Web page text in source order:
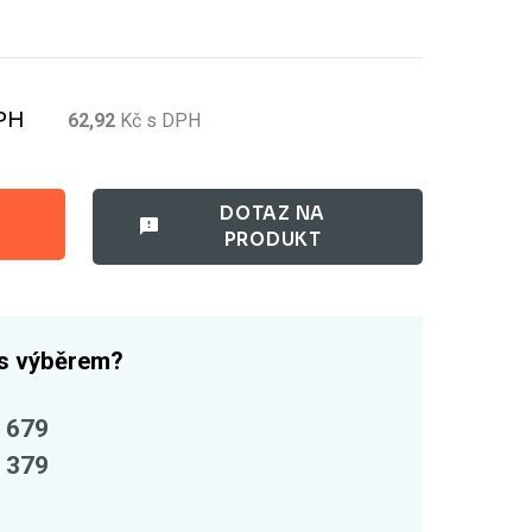
62,92 Kč s DPH
DOTAZ NA
PRODUKT
výběrem?
679
379